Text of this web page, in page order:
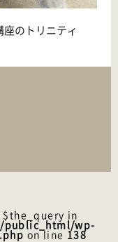
のトリニティ
in
public_html/wp-
on line138